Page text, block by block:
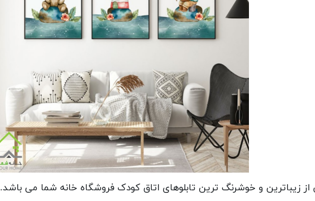
زیباترین و خوشرنگ ترین تابلوهای اتاق کودک فروشگاه خانه شما می باشد.